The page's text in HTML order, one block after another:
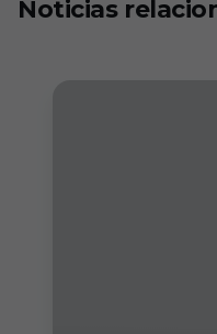
Noticias